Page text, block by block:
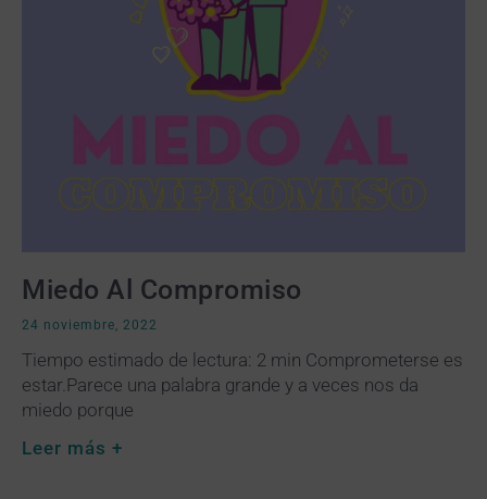
Miedo Al Compromiso
24 noviembre, 2022
Tiempo estimado de lectura: 2 min Comprometerse es
estar.Parece una palabra grande y a veces nos da
miedo porque
Leer más +